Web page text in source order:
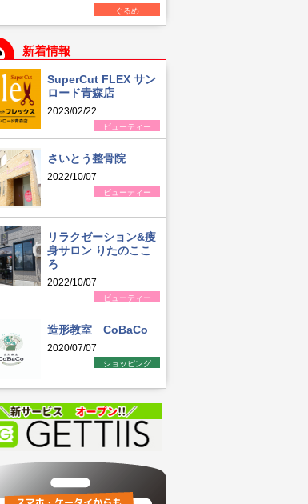
ぐるめ
新着情報
SuperCut FLEX サン
ロード青森店
2023/02/22
ビューティー
さいとう整骨院
2022/10/07
ビューティー
リラクゼーション&痩
身サロン りたのここ
ろ
2022/10/07
ビューティー
造形教室 CoBaCo
2020/07/07
ショッピング